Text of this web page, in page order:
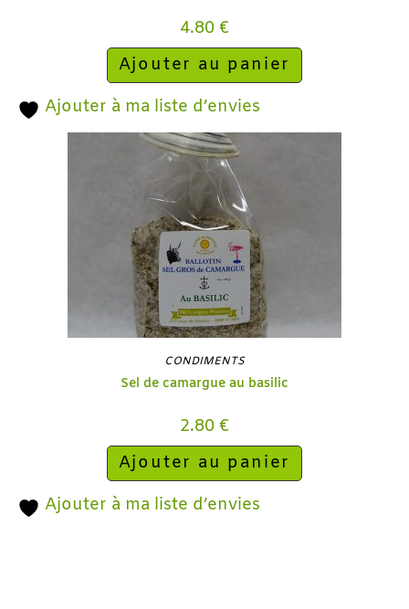
4.80 €
Ajouter au panier
Ajouter à ma liste d’envies
CONDIMENTS
Sel de camargue au basilic
2.80 €
Ajouter au panier
Ajouter à ma liste d’envies